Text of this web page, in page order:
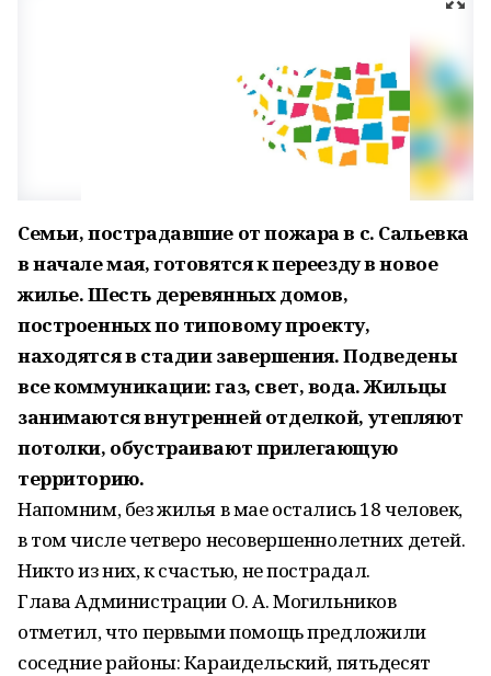
Семьи, пострадавшие от пожара в с. Сальевка
в начале мая, готовятся к переезду в новое
жилье. Шесть деревянных домов,
построенных по типовому проекту,
находятся в стадии завершения. Подведены
все коммуникации: газ, свет, вода. Жильцы
занимаются внутренней отделкой, утепляют
потолки, обустраивают прилегающую
территорию.
Напомним, без жилья в мае остались 18 человек,
в том числе четверо несовершеннолетних детей.
Никто из них, к счастью, не пострадал.
Глава Администрации О. А. Могильников
отметил, что первыми помощь предложили
соседние районы: Караидельский, пятьдесят